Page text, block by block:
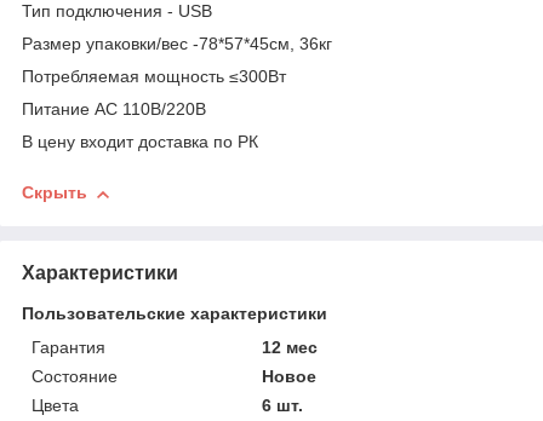
Тип подключения - USB
Размер упаковки/вес -78*57*45см, 36кг
Потребляемая мощность ≤300Вт
Питание АС 110В/220В
В цену входит доставка по РК
Скрыть
Характеристики
Пользовательские характеристики
Гарантия
12 мес
Состояние
Новое
Цвета
6 шт.